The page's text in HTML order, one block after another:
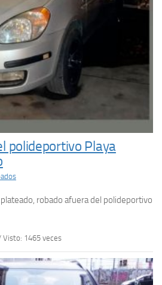
polideportivo Playa
robado afuera del polideportivo
Visto: 1465 veces